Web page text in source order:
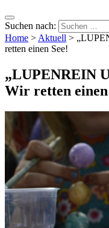
Suchen nach:
Home >Aktuell >
retten einen See!
„LUPENREIN
Wir retten einen